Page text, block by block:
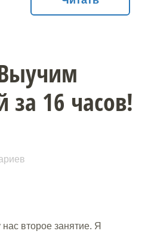
за 16 часов!
второе занятие. Я